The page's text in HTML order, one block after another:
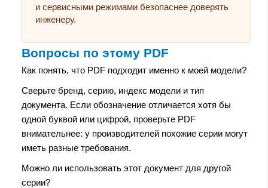
и сервисными режимами безопаснее доверять
инженеру.
Вопросы по этому PDF
Как понять, что PDF подходит именно к моей модели?
Сверьте бренд, серию, индекс модели и тип
документа. Если обозначение отличается хотя бы
одной буквой или цифрой, проверьте PDF
внимательнее: у производителей похожие серии могут
иметь разные требования.
Можно ли использовать этот документ для другой
серии?